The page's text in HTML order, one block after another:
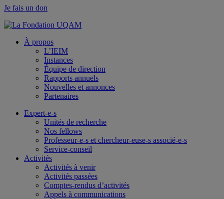
Je fais un don
À propos
L’IEIM
Instances
Équipe de direction
Rapports annuels
Nouvelles et annonces
Partenaires
Expert-e-s
Unités de recherche
Nos fellows
Professeur-e-s et chercheur-euse-s associé-e-s
Service-conseil
Activités
Activités à venir
Activités passées
Comptes-rendus d’activités
Appels à communications